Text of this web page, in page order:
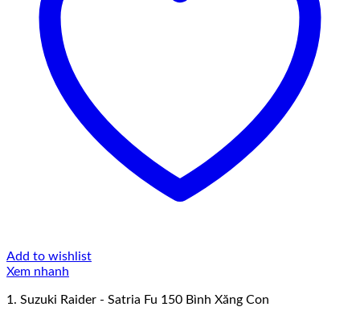
Add to wishlist
Xem nhanh
1. Suzuki Raider - Satria Fu 150 Bình Xăng Con